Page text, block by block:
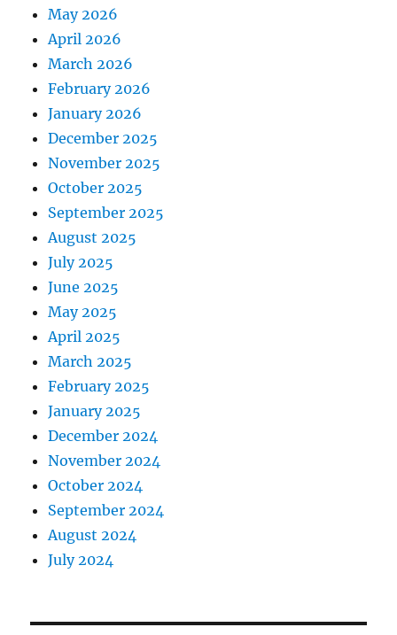
May 2026
April 2026
March 2026
February 2026
January 2026
December 2025
November 2025
October 2025
September 2025
August 2025
July 2025
June 2025
May 2025
April 2025
March 2025
February 2025
January 2025
December 2024
November 2024
October 2024
September 2024
August 2024
July 2024